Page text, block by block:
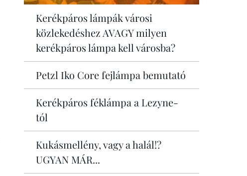
Kerékpáros lámpák városi
közlekedéshez AVAGY milyen
kerékpáros lámpa kell városba?
Petzl Iko Core fejlámpa bemutató
Kerékpáros féklámpa a Lezyne-
tól
Kukásmellény, vagy a halál!?
UGYAN MÁR...